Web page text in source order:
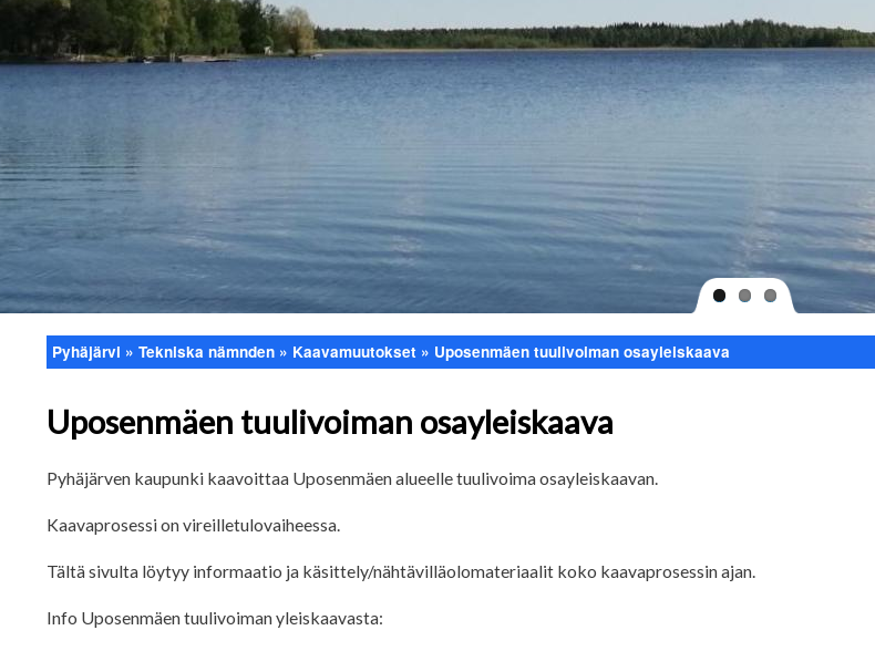
Länkstig
Pyhäjärvi Tekniska nämnden Kaavamuutokset Uposenmäen tuulivoiman osayleiskaava
Uposenmäen tuulivoiman osayleiskaava
Pyhäjärven kaupunki kaavoittaa Uposenmäen alueelle tuulivoima osayleiskaavan.
Kaavaprosessi on vireilletulovaiheessa.
Tältä sivulta löytyy informaatio ja käsittely/nähtävilläolomateriaalit koko kaavaprosessin ajan.
Info Uposenmäen tuulivoiman yleiskaavasta: